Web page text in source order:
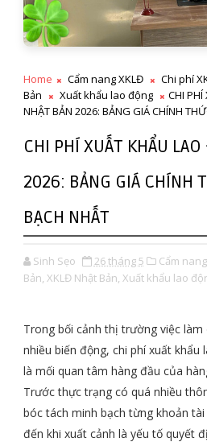
Home Cẩm nang XKLĐ Chi phí
Bản
Xuất khẩu lao động
CHI
NHẬT BẢN 2026: BẢNG GIÁ CHÍNH
CHI PHÍ XUẤT KHẨU
2026: BẢNG GIÁ CHÍNH
BẠCH NHẤT
Sinh Sẹo 26 tháng 5 Cẩm
Bản, XKLĐ Nhật Bản, Xuất khẩu lao
Trong bối cảnh thị trường việc
nhiều biến động, chi phí xuất khẩu
là mối quan tâm hàng đầu của
Trước thực trạng có quá nhiều
bóc tách minh bạch từng khoản
đến khi xuất cảnh là yếu tố quyết